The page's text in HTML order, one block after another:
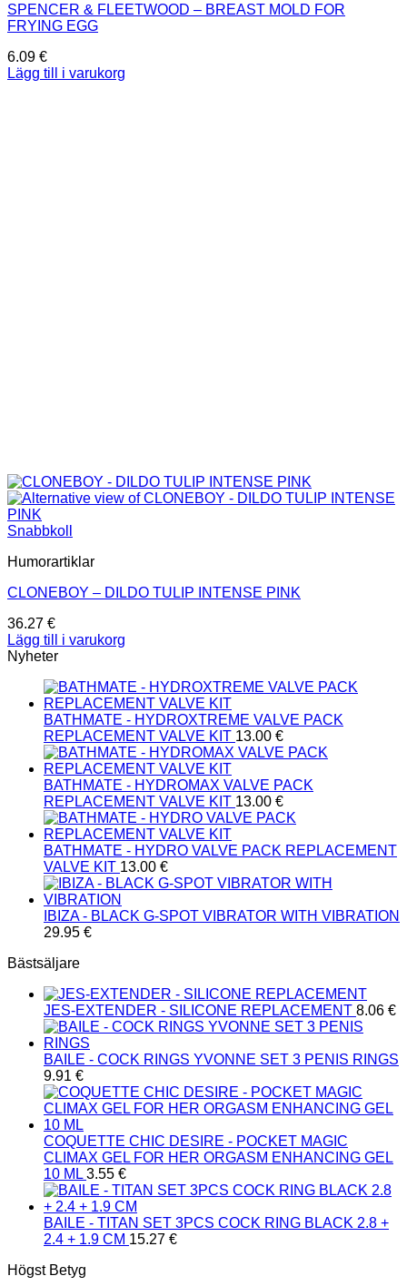
SPENCER & FLEETWOOD – BREAST MOLD FOR
FRYING EGG
6.09 €
Lägg till i varukorg
Snabbkoll
Humorartiklar
CLONEBOY – DILDO TULIP INTENSE PINK
36.27 €
Lägg till i varukorg
Nyheter
BATHMATE - HYDROXTREME VALVE PACK
REPLACEMENT VALVE KIT 13.00 €
BATHMATE - HYDROMAX VALVE PACK
REPLACEMENT VALVE KIT 13.00 €
BATHMATE - HYDRO VALVE PACK REPLACEMENT
VALVE KIT 13.00 €
IBIZA - BLACK G-SPOT VIBRATOR WITH VIBRATION
29.95 €
Bästsäljare
JES-EXTENDER - SILICONE REPLACEMENT 8.06 €
BAILE - COCK RINGS YVONNE SET 3 PENIS RINGS
9.91 €
COQUETTE CHIC DESIRE - POCKET MAGIC
CLIMAX GEL FOR HER ORGASM ENHANCING GEL
10 ML 3.55 €
BAILE - TITAN SET 3PCS COCK RING BLACK 2.8 +
2.4 + 1.9 CM 15.27 €
Högst Betyg